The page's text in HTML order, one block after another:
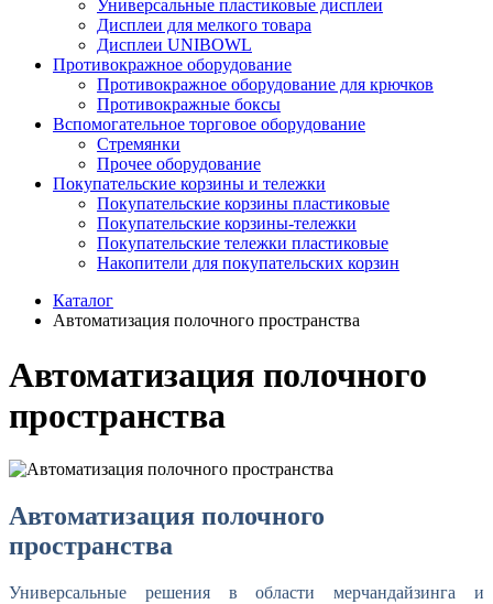
Универсальные пластиковые дисплеи
Дисплеи для мелкого товара
Дисплеи UNIBOWL
Противокражное оборудование
Противокражное оборудование для крючков
Противокражные боксы
Вспомогательное торговое оборудование
Стремянки
Прочее оборудование
Покупательские корзины и тележки
Покупательские корзины пластиковые
Покупательские корзины-тележки
Покупательские тележки пластиковые
Накопители для покупательских корзин
Каталог
Автоматизация полочного пространства
Автоматизация полочного
пространства
Автоматизация полочного
пространства
Универсальные решения в области мерчандайзинга и